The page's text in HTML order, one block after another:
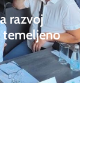
razvoj
temeljeno